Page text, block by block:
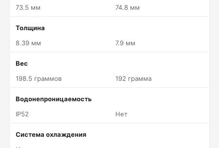
73.5 мм 74.8 мм
Толщина
8.39 мм
7.9 мм
Вес
198.5 граммов
192 грамма
Водонепроницаемость
IP52
Нет
Система охлаждения